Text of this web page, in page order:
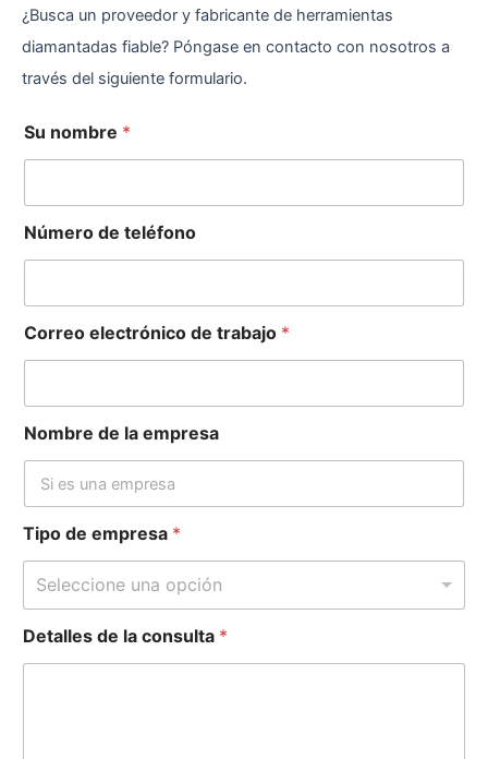
¿Busca un proveedor y fabricante de herramientas
diamantadas fiable? Póngase en contacto con nosotros a
través del siguiente formulario.
Su nombre *
Número de teléfono
Correo electrónico de trabajo *
Nombre de la empresa
Tipo de empresa *
Seleccione una opción
Detalles de la consulta *